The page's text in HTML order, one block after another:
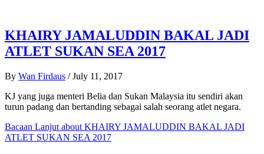
KHAIRY JAMALUDDIN BAKAL JADI
ATLET SUKAN SEA 2017
By Wan Firdaus / July 11, 2017
KJ yang juga menteri Belia dan Sukan Malaysia itu sendiri akan
turun padang dan bertanding sebagai salah seorang atlet negara.
Bacaan Lanjut about KHAIRY JAMALUDDIN BAKAL JADI
ATLET SUKAN SEA 2017